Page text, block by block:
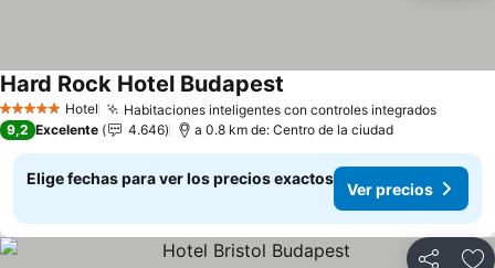
5 Estrellas Hotel Habitaciones inteligentes con controles integrados
Hard Rock Hotel Budapest
9,2 Excelente 4.646 a 0.8 km de: Centro de la ciudad
Elige fechas para ver los precios exactos
Ver precios